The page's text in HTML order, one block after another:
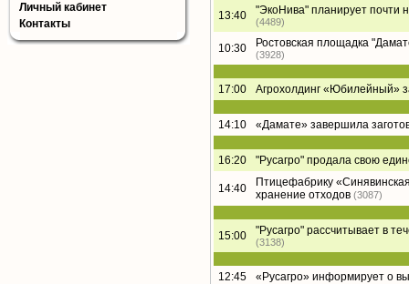
Личный кабинет
Контакты
13:40 "ЭкоНива" планирует почти
(4489)
10:30 Ростовская площадка
(3928)
17:00 Агрохолдинг «Юбилейный»
14:10 «Дамате» завершила
16:20 "Русагро" продала свою
14:40
Птицефабрику
хранение отходов (3087)
15:00 "Русагро" рассчитывает в
(3138)
12:45 «Русагро» информирует о